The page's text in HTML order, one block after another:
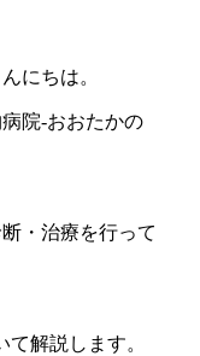
にちは。
院-おおたかの
・治療を行って
解説します。